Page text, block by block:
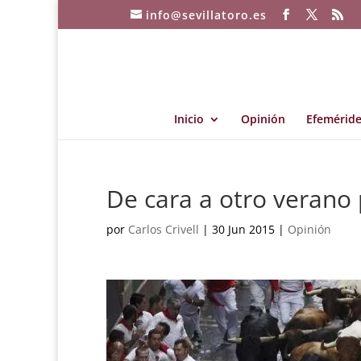
info@sevillatoro.es
Inicio Opinión
De cara a otro
por Carlos Crivell | 30 Jun 2015 | Opinión